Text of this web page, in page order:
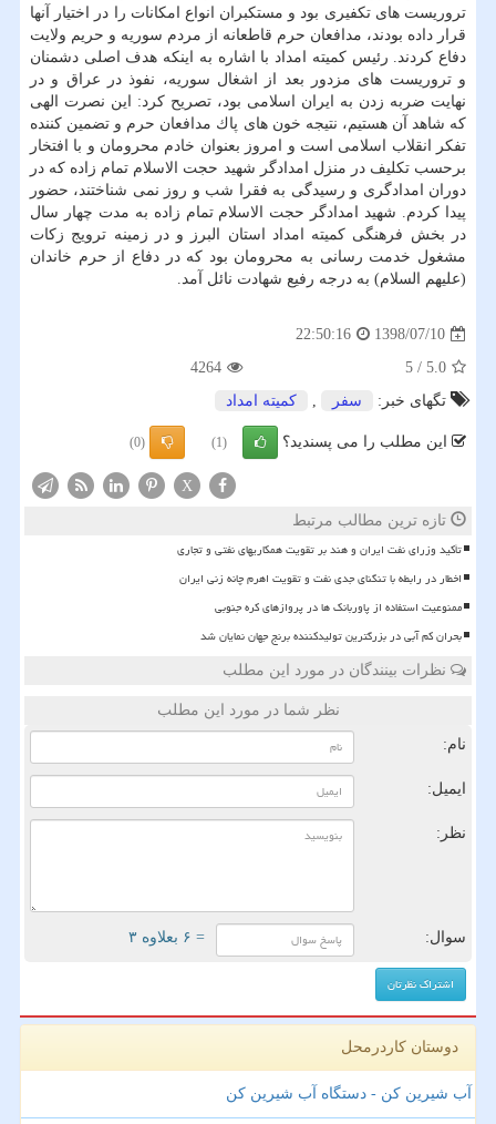
تروریست های تكفیری بود و مستكبران انواع امكانات را در اختیار آنها
قرار داده بودند، مدافعان حرم قاطعانه از مردم سوریه و حریم ولایت
دفاع كردند. رئیس كمیته امداد با اشاره به اینكه هدف اصلی دشمنان
و تروریست های مزدور بعد از اشغال سوریه، نفوذ در عراق و در
نهایت ضربه زدن به ایران اسلامی بود، تصریح كرد: این نصرت الهی
كه شاهد آن هستیم، نتیجه خون های پاك مدافعان حرم و تضمین كننده
تفكر انقلاب اسلامی است و امروز بعنوان خادم محرومان و با افتخار
برحسب تكلیف در منزل امدادگر شهید حجت الاسلام تمام زاده كه در
دوران امدادگری و رسیدگی به فقرا شب و روز نمی شناختند، حضور
پیدا كردم. شهید امدادگر حجت الاسلام تمام زاده به مدت چهار سال
در بخش فرهنگی كمیته امداد استان البرز و در زمینه ترویج زكات
مشغول خدمت رسانی به محرومان بود كه در دفاع از حرم خاندان
(علیهم السلام) به درجه رفیع شهادت نائل آمد.
1398/07/10
22:50:16
5.0
/
5
4264
تگهای خبر:
سفر , كمیته امداد
این مطلب را می پسندید؟ (1)
(0)
X
تازه ترین مطالب مرتبط
تأکید وزرای نفت ایران و هند بر تقویت همکاریهای نفتی و تجاری
اخطار در رابطه با تنگنای جدی نفت و تقویت اهرم چانه زنی ایران
ممنوعیت استفاده از پاوربانک ها در پروازهای کره جنوبی
بحران کم آبی در بزرگترین تولیدکننده برنج جهان نمایان شد
نظرات بینندگان در مورد این مطلب
نظر شما در مورد این مطلب
نام:
ایمیل:
نظر:
سوال: = ۶ بعلاوه ۳
دوستان کاردرمحل
آب شیرین کن - دستگاه آب شیرین کن